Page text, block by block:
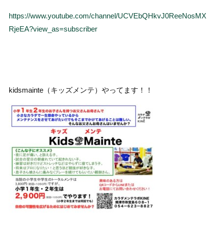
https://www.youtube.com/channel/UCVEbQHkvJ0ReeNosMX
RjeEA?view_as=subscriber
kidsmainte（キッズメンテ）やってます！！